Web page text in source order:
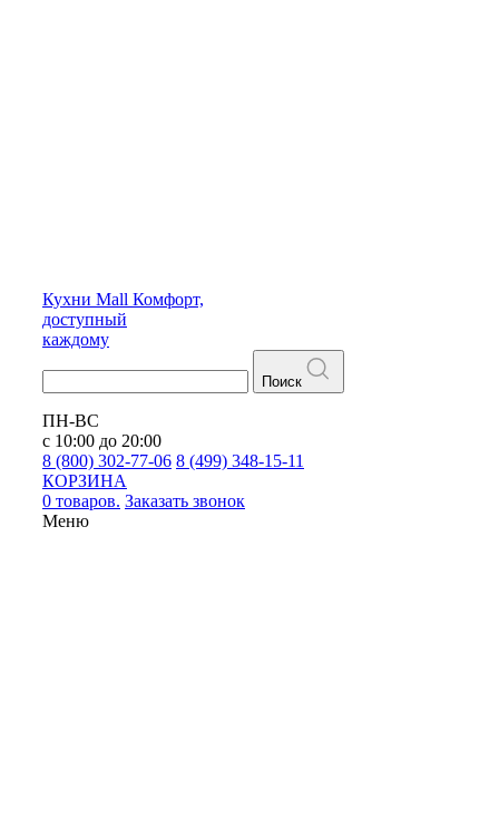
Кухни Mall Комфорт,
доступный
каждому
Поиск
ПН-ВС
с 10:00 до 20:00
8 (800) 302-77-06 8 (499) 348-15-11
КОРЗИНА
0 товаров. Заказать звонок
Меню